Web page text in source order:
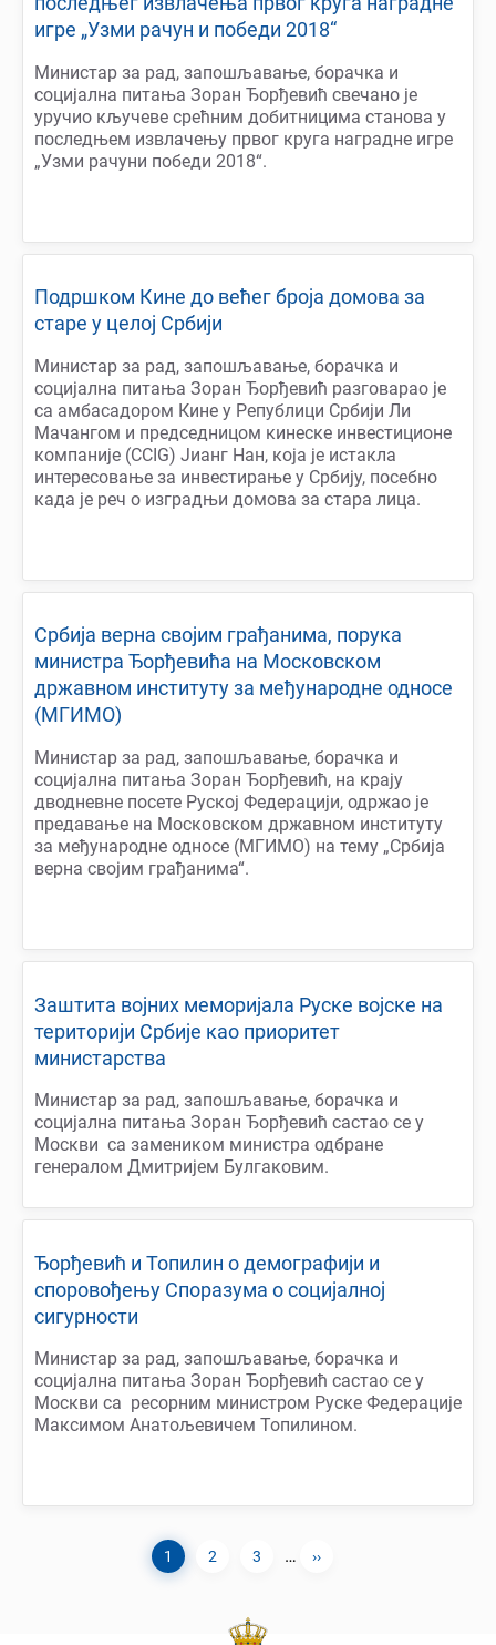
игре „Узми рачун и победи 2018“
Министар за рад, запошљавање, борачка и
социјална питања Зоран Ђорђевић свечано је
уручио кључеве срећним добитницима станова у
последњем извлачењу првог круга наградне игре
„Узми рачуни победи 2018“.
Подршком Кине до већег броја домова за
старе у целој Србији
Министар за рад, запошљавање, борачка и
социјална питања Зоран Ђорђевић разговарао је
са амбасадором Кине у Републици Србији Ли
Мачангом и председницом кинеске инвестиционе
компаније (CCIG) Јианг Нан, која је истакла
интересовање за инвестирање у Србију, посебно
када је реч о изградњи домова за стара лица.
Србија верна својим грађанима, порука
министра Ђорђевића на Московском
државном институту за међународне односе
(МГИМО)
Министар за рад, запошљавање, борачка и
социјална питања Зоран Ђорђевић, на крају
дводневне посете Руској Федерацији, одржао је
предавање на Московском државном институту
за међународне односе (МГИМО) на тему „Србија
верна својим грађанима“.
Заштита војних меморијала Руске војске на
територији Србије као приоритет
министарства
Министар за рад, запошљавање, борачка и
социјална питања Зоран Ђорђевић састао се у
Москви са замеником министра одбране
генералом Дмитријем Булгаковим.
Ђорђевић и Топилин о демографији и
споровођењу Споразума о социјалној
сигурности
Министар за рад, запошљавање, борачка и
социјална питања Зоран Ђорђевић састао се у
Москви са ресорним министром Руске Федерације
Максимом Анатољевичем Топилином.
Current
1 Page
2 Page
3 …
Next
››